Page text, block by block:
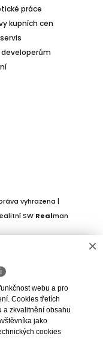
práce
kupních cen
developerům
vyhrazena |
SW Realman
×
ℹ
webu a pro
Cookies třetích
a zkvalitnění obsahu
jako
cookies